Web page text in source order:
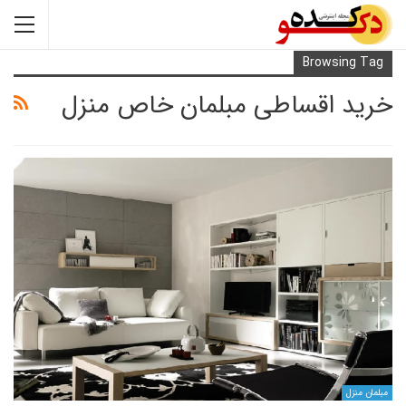
اقساطی مبلمان خاص منزل